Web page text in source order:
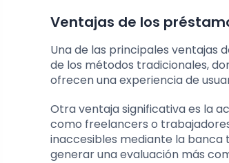
Ventajas de los
Una de las principales ventajas
de los métodos tradicionales,
ofrecen una experiencia de
Otra ventaja significativa es la
como freelancers o
inaccesibles mediante la banca
generar una evaluación más